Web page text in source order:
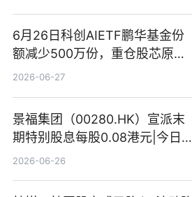
6月26日科创AIETF鹏华基金份
额减少500万份，重仓股芯原股
份、寒武纪、澜起科技 观速讯
2026-06-27
景福集团（00280.HK）宣派末
期特别股息每股0.08港元|今日快
看
2026-06-26